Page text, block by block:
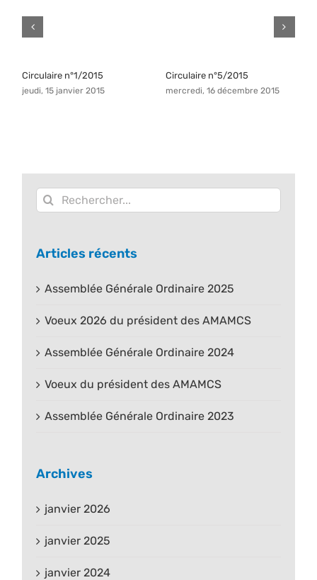
Circulaire n°1/2015
jeudi, 15 janvier 2015
Circulaire n°5/2015
mercredi, 16 décembre 2015
Rechercher:
Articles récents
Assemblée Générale Ordinaire 2025
Voeux 2026 du président des AMAMCS
Assemblée Générale Ordinaire 2024
Voeux du président des AMAMCS
Assemblée Générale Ordinaire 2023
Archives
janvier 2026
janvier 2025
janvier 2024